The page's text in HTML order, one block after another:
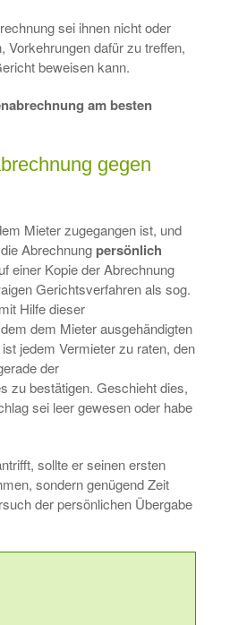
sei ihnen nicht oder
Vorkehrungen dafür zu treffen,
beweisen kann.
am besten
gegen
Mieter zugegangen ist, und
Abrechnung persönlich
einer Kopie der Abrechnung
Gerichtsverfahren als sog.
Hilfe dieser
dem Mieter ausgehändigten
jedem Vermieter zu raten, den
der
zu bestätigen. Geschieht dies,
sei leer gewesen oder habe
sollte er seinen ersten
sondern genügend Zeit
der persönlichen Übergabe